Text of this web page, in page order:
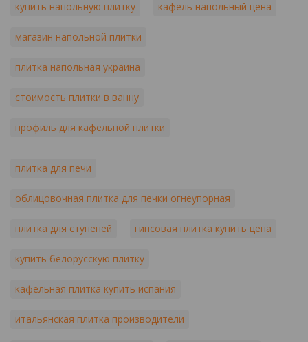
купить напольную плитку кафель напольный цена
магазин напольной плитки
плитка напольная украина
стоимость плитки в ванну
профиль для кафельной плитки
плитка для печи
облицовочная плитка для печки огнеупорная
плитка для ступеней гипсовая плитка купить цена
купить белорусскую плитку
кафельная плитка купить испания
итальянская плитка производители